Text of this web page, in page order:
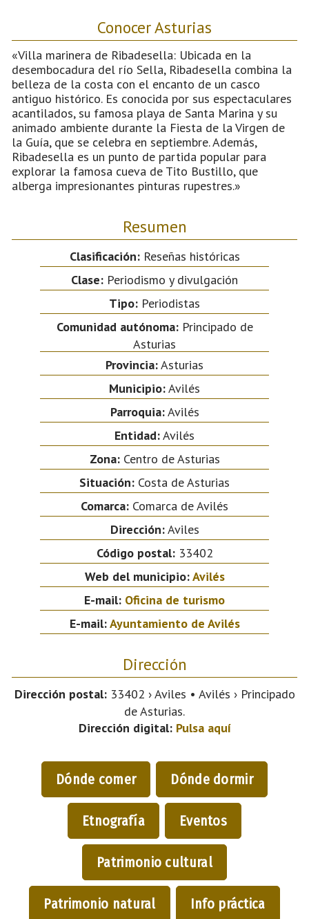
Conocer Asturias
«Villa marinera de Ribadesella: Ubicada en la
desembocadura del río Sella, Ribadesella combina la
belleza de la costa con el encanto de un casco
antiguo histórico. Es conocida por sus espectaculares
acantilados, su famosa playa de Santa Marina y su
animado ambiente durante la Fiesta de la Virgen de
la Guía, que se celebra en septiembre. Además,
Ribadesella es un punto de partida popular para
explorar la famosa cueva de Tito Bustillo, que
alberga impresionantes pinturas rupestres.»
Resumen
Clasificación:Reseñas históricas
Clase: Periodismo y divulgación
Tipo: Periodistas
Comunidad autónoma:Principado de
Asturias
Provincia:Asturias
Municipio:Avilés
Parroquia:Avilés
Entidad:Avilés
Zona:Centro de Asturias
Situación: Costa de Asturias
Comarca: Comarca de Avilés
Dirección:Aviles
Código postal:33402
Web del municipio:Avilés
E-mail: Oficina de turismo
E-mail:Ayuntamiento de Avilés
Dirección
Dirección postal:33402 › Aviles • Avilés › Principado
de Asturias.
Dirección digital: Pulsa aquí
Dónde comer Dónde dormir
Etnografía Eventos
Patrimonio cultural
Patrimonio natural Info práctica